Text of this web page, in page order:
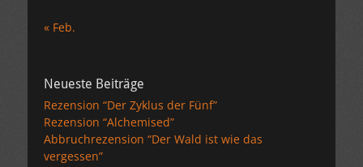
« Feb.
Neueste Beiträge
Rezension “Der Zyklus der Fünf”
Rezension “Alchemised”
Abbruchrezension “Der Wald ist wie das
vergessen”